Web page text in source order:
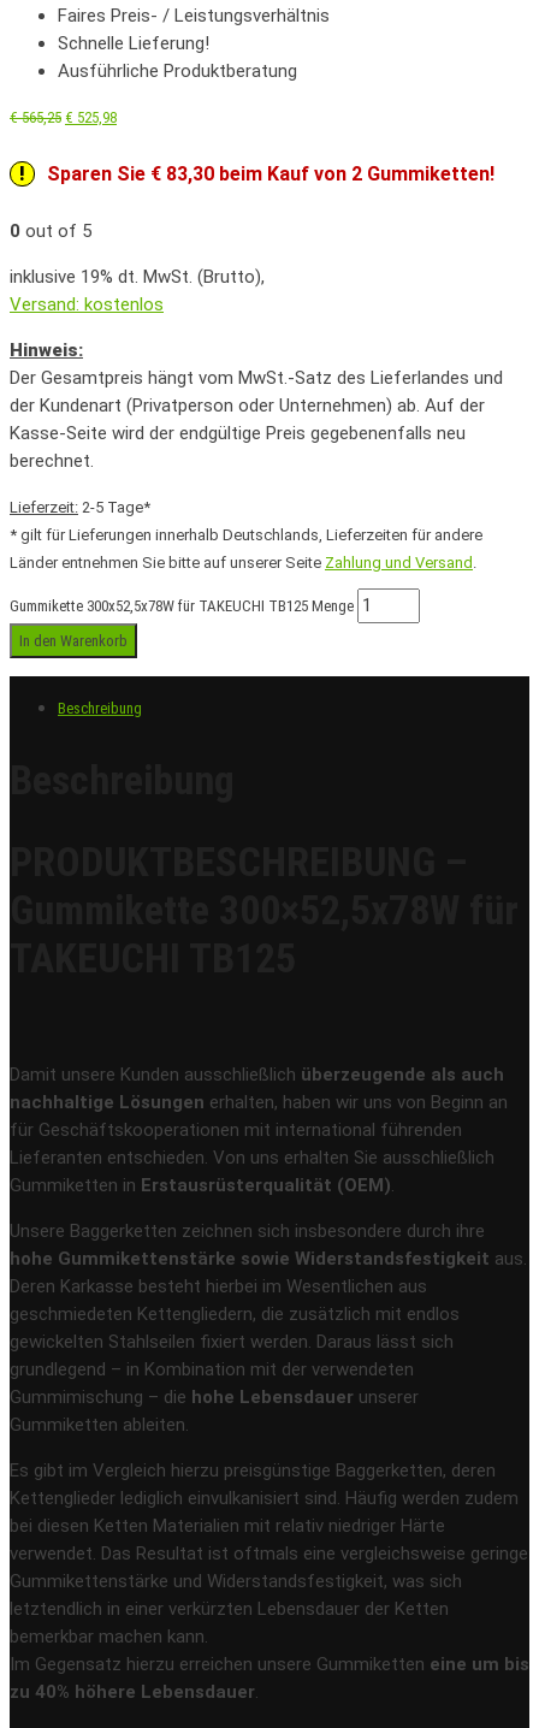
Faires Preis- / Leistungsverhältnis
Schnelle Lieferung!
Ausführliche Produktberatung
€565,25 € 525,98
Sparen Sie € 83,30 beim Kauf von 2 Gummiketten!
0 out of 5
inklusive 19% dt. MwSt. (Brutto),
Versand: kostenlos
Hinweis:
Der Gesamtpreis hängt vom MwSt.-Satz des Lieferlandes und
der Kundenart (Privatperson oder Unternehmen) ab. Auf der
Kasse-Seite wird der endgültige Preis gegebenenfalls neu
berechnet.
Lieferzeit: 2-5 Tage*
* gilt für Lieferungen innerhalb Deutschlands, Lieferzeiten für andere
Länder entnehmen Sie bitte auf unserer Seite Zahlung und Versand
Gummikette 300x52,5x78W für TAKEUCHI TB125 Menge
In den Warenkorb
Beschreibung
Damit unsere Kunden ausschließlich überzeugende als auch
nachhaltige Lösungen erhalten, haben wir uns von Beginn an
für Geschäftskooperationen mit international führenden
Lieferanten entschieden. Von uns erhalten Sie ausschließlich
Gummiketten in Erstausrüsterqualität (OEM).
Unsere Baggerketten zeichnen sich insbesondere durch ihre
hohe Gummikettenstärke sowie Widerstandsfestigkeit aus.
Deren Karkasse besteht hierbei im Wesentlichen aus
geschmiedeten Kettengliedern, die zusätzlich mit endlos
gewickelten Stahlseilen fixiert werden. Daraus lässt sich
grundlegend – in Kombination mit der verwendeten
Gummimischung – die hohe Lebensdauer unserer
Gummiketten ableiten.
Es gibt im Vergleich hierzu preisgünstige Baggerketten, deren
Kettenglieder lediglich einvulkanisiert sind. Häufig werden zudem
bei diesen Ketten Materialien mit relativ niedriger Härte
verwendet. Das Resultat ist oftmals eine vergleichsweise geringe
Gummikettenstärke und Widerstandsfestigkeit, was sich
letztendlich in einer verkürzten Lebensdauer der Ketten
bemerkbar machen kann.
Im Gegensatz hierzu erreichen unsere Gummiketten eine um bis
zu 40% höhere Lebensdauer.